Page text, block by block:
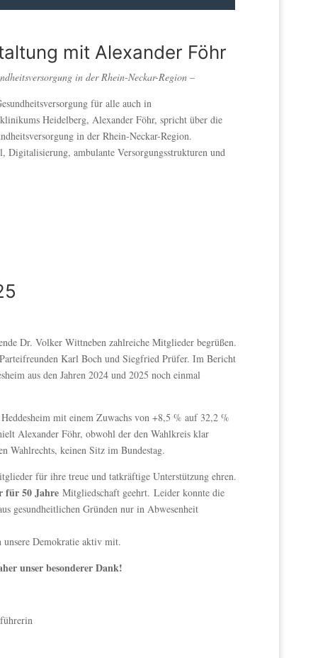
mit Alexander Föhr
in derRhein-Neckar-Region –
für alle auch in
Heidelberg, Alexander Föhr, spricht über die
in der Rhein-Neckar-Region.
ambulante Versorgungsstrukturen und
Dr. Volker Wittneben zahlreiche Mitglieder begrüßen.
Karl Boch und Siegfried Prüfer. Im Bericht
aus den Jahren 2024 und 2025 noch einmal
mit einem Zuwachs von +8,5 % auf 32,2 %
Alexander Föhr, obwohl der den Wahlkreis klar
Wahlrechts, keinen Sitz im Bundestag.
für ihre treue und tatkräftige Unterstützung ehren.
für 50 JahreMitgliedschaft geehrt. Leider konnte die
gesundheitlichen Gründen nur in Abwesenheit
Demokratie aktiv mit.
unser besonderer Dank!